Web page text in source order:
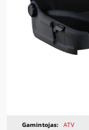
Gamintojas: ATV